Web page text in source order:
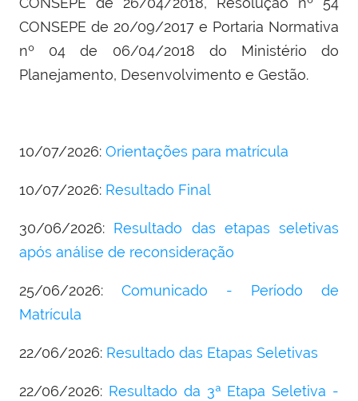
CONSEPE de 20/09/2017 e Portaria Normativa
nº 04 de 06/04/2018 do Ministério do
Planejamento, Desenvolvimento e Gestão.
10/07/2026: Orientações para matrícula
10/07/2026: Resultado Final
30/06/2026: Resultado das etapas seletivas
após análise de reconsideração
25/06/2026: Comunicado - Período de
Matrícula
22/06/2026: Resultado das Etapas Seletivas
22/06/2026: Resultado da 3ª Etapa Seletiva -